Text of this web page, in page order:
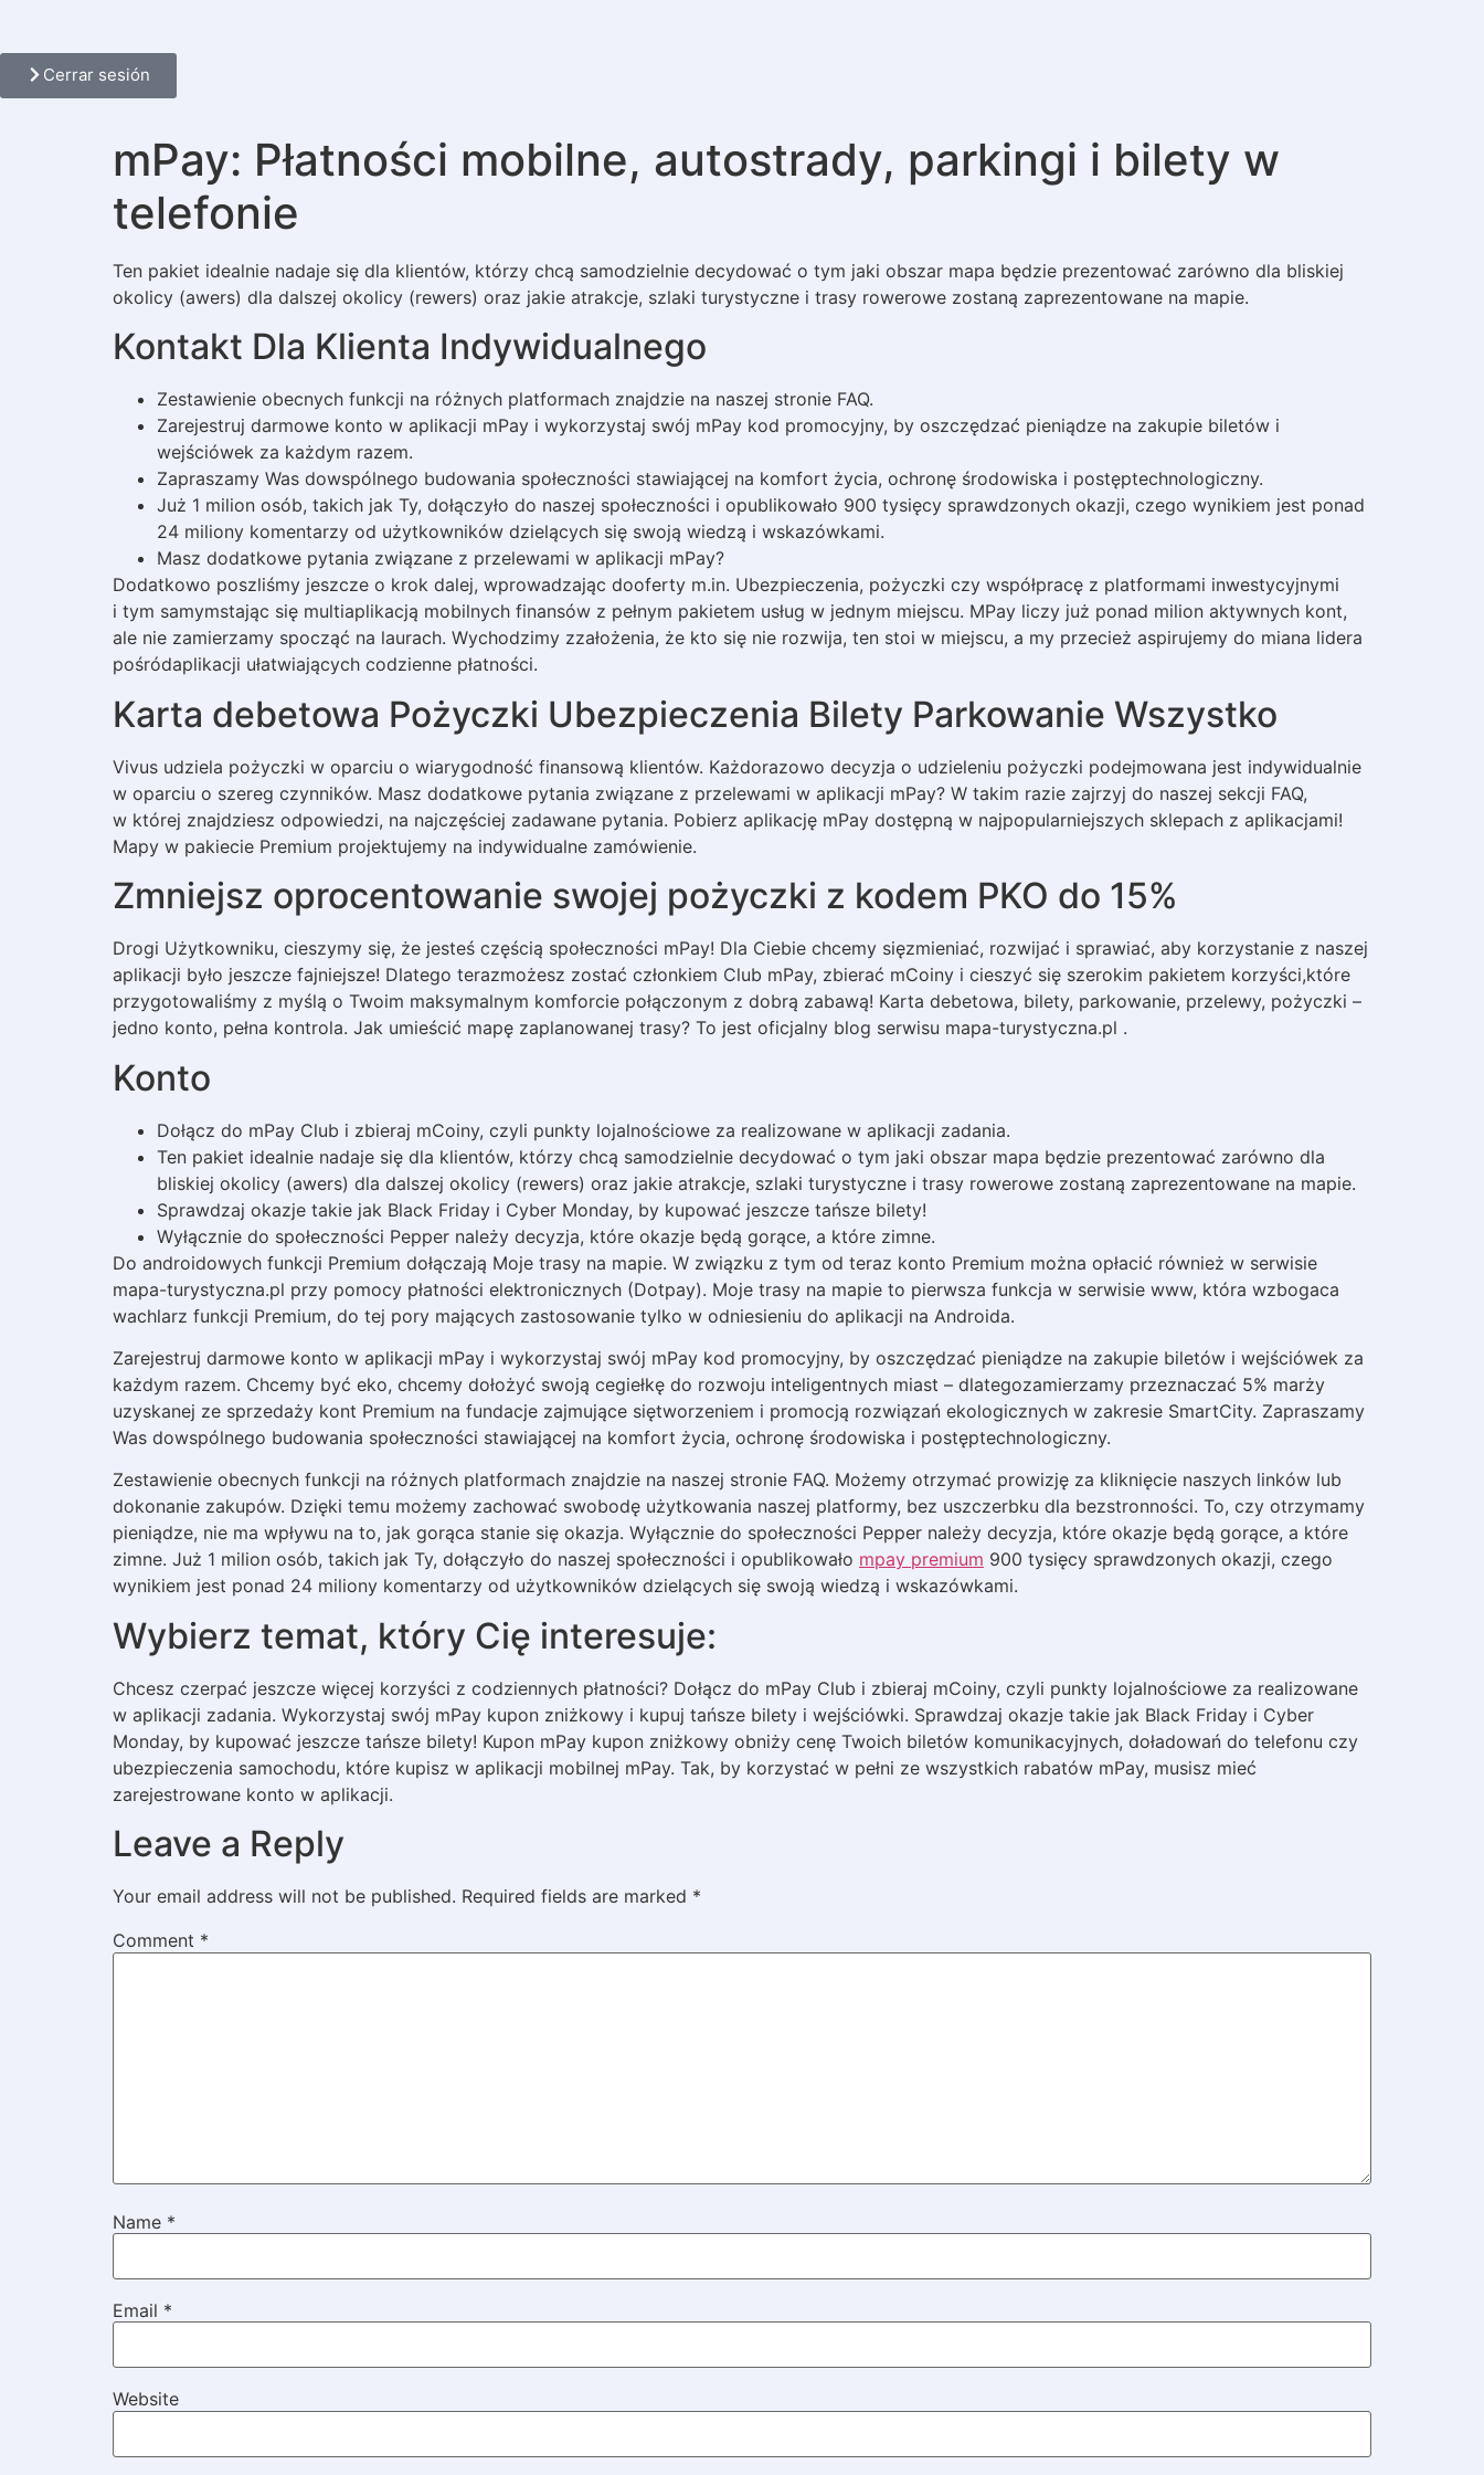
Cerrar sesión
mPay: Płatności mobilne, autostrady, parkingi i bilety w
telefonie
Ten pakiet idealnie nadaje się dla klientów, którzy chcą samodzielnie decydować o tym jaki obszar mapa będzie prezentować zarówno dla bliskiej
okolicy (awers) dla dalszej okolicy (rewers) oraz jakie atrakcje, szlaki turystyczne i trasy rowerowe zostaną zaprezentowane na mapie.
Kontakt Dla Klienta Indywidualnego
Zestawienie obecnych funkcji na różnych platformach znajdzie na naszej stronie FAQ.
Zarejestruj darmowe konto w aplikacji mPay i wykorzystaj swój mPay kod promocyjny, by oszczędzać pieniądze na zakupie biletów i
wejściówek za każdym razem.
Zapraszamy Was dowspólnego budowania społeczności stawiającej na komfort życia, ochronę środowiska i postęptechnologiczny.
Już 1 milion osób, takich jak Ty, dołączyło do naszej społeczności i opublikowało 900 tysięcy sprawdzonych okazji, czego wynikiem jest ponad
24 miliony komentarzy od użytkowników dzielących się swoją wiedzą i wskazówkami.
Masz dodatkowe pytania związane z przelewami w aplikacji mPay?
Dodatkowo poszliśmy jeszcze o krok dalej, wprowadzając dooferty m.in. Ubezpieczenia, pożyczki czy współpracę z platformami inwestycyjnymi
i tym samymstając się multiaplikacją mobilnych finansów z pełnym pakietem usług w jednym miejscu. MPay liczy już ponad milion aktywnych kont,
ale nie zamierzamy spocząć na laurach. Wychodzimy zzałożenia, że kto się nie rozwija, ten stoi w miejscu, a my przecież aspirujemy do miana lidera
pośródaplikacji ułatwiających codzienne płatności.
Karta debetowa Pożyczki Ubezpieczenia Bilety Parkowanie Wszystko
Vivus udziela pożyczki w oparciu o wiarygodność finansową klientów. Każdorazowo decyzja o udzieleniu pożyczki podejmowana jest indywidualnie
w oparciu o szereg czynników. Masz dodatkowe pytania związane z przelewami w aplikacji mPay? W takim razie zajrzyj do naszej sekcji FAQ,
w której znajdziesz odpowiedzi, na najczęściej zadawane pytania. Pobierz aplikację mPay dostępną w najpopularniejszych sklepach z aplikacjami!
Mapy w pakiecie Premium projektujemy na indywidualne zamówienie.
Zmniejsz oprocentowanie swojej pożyczki z kodem PKO do 15%
Drogi Użytkowniku, cieszymy się, że jesteś częścią społeczności mPay! Dla Ciebie chcemy sięzmieniać, rozwijać i sprawiać, aby korzystanie z naszej
aplikacji było jeszcze fajniejsze! Dlatego terazmożesz zostać członkiem Club mPay, zbierać mCoiny i cieszyć się szerokim pakietem korzyści,które
przygotowaliśmy z myślą o Twoim maksymalnym komforcie połączonym z dobrą zabawą! Karta debetowa, bilety, parkowanie, przelewy, pożyczki –
jedno konto, pełna kontrola. Jak umieścić mapę zaplanowanej trasy? To jest oficjalny blog serwisu mapa-turystyczna.pl .
Konto
Dołącz do mPay Club i zbieraj mCoiny, czyli punkty lojalnościowe za realizowane w aplikacji zadania.
Ten pakiet idealnie nadaje się dla klientów, którzy chcą samodzielnie decydować o tym jaki obszar mapa będzie prezentować zarówno dla
bliskiej okolicy (awers) dla dalszej okolicy (rewers) oraz jakie atrakcje, szlaki turystyczne i trasy rowerowe zostaną zaprezentowane na mapie.
Sprawdzaj okazje takie jak Black Friday i Cyber Monday, by kupować jeszcze tańsze bilety!
Wyłącznie do społeczności Pepper należy decyzja, które okazje będą gorące, a które zimne.
Do androidowych funkcji Premium dołączają Moje trasy na mapie. W związku z tym od teraz konto Premium można opłacić również w serwisie
mapa-turystyczna.pl przy pomocy płatności elektronicznych (Dotpay). Moje trasy na mapie to pierwsza funkcja w serwisie www, która wzbogaca
wachlarz funkcji Premium, do tej pory mających zastosowanie tylko w odniesieniu do aplikacji na Androida.
Zarejestruj darmowe konto w aplikacji mPay i wykorzystaj swój mPay kod promocyjny, by oszczędzać pieniądze na zakupie biletów i wejściówek za
każdym razem. Chcemy być eko, chcemy dołożyć swoją cegiełkę do rozwoju inteligentnych miast – dlategozamierzamy przeznaczać 5% marży
uzyskanej ze sprzedaży kont Premium na fundacje zajmujące siętworzeniem i promocją rozwiązań ekologicznych w zakresie SmartCity. Zapraszamy
Was dowspólnego budowania społeczności stawiającej na komfort życia, ochronę środowiska i postęptechnologiczny.
Zestawienie obecnych funkcji na różnych platformach znajdzie na naszej stronie FAQ. Możemy otrzymać prowizję za kliknięcie naszych linków lub
dokonanie zakupów. Dzięki temu możemy zachować swobodę użytkowania naszej platformy, bez uszczerbku dla bezstronności. To, czy otrzymamy
pieniądze, nie ma wpływu na to, jak gorąca stanie się okazja. Wyłącznie do społeczności Pepper należy decyzja, które okazje będą gorące, a które
zimne. Już 1 milion osób, takich jak Ty, dołączyło do naszej społeczności i opublikowało mpay premium 900 tysięcy sprawdzonych okazji, czego
wynikiem jest ponad 24 miliony komentarzy od użytkowników dzielących się swoją wiedzą i wskazówkami.
Wybierz temat, który Cię interesuje:
Chcesz czerpać jeszcze więcej korzyści z codziennych płatności? Dołącz do mPay Club i zbieraj mCoiny, czyli punkty lojalnościowe za realizowane
w aplikacji zadania. Wykorzystaj swój mPay kupon zniżkowy i kupuj tańsze bilety i wejściówki. Sprawdzaj okazje takie jak Black Friday i Cyber
Monday, by kupować jeszcze tańsze bilety! Kupon mPay kupon zniżkowy obniży cenę Twoich biletów komunikacyjnych, doładowań do telefonu czy
ubezpieczenia samochodu, które kupisz w aplikacji mobilnej mPay. Tak, by korzystać w pełni ze wszystkich rabatów mPay, musisz mieć
zarejestrowane konto w aplikacji.
Leave a Reply
Your email address will not be published. Required fields are marked *
Comment *
Name *
Email *
Website